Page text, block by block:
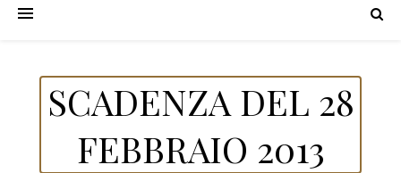
SCADENZA DEL 28
FEBBRAIO 2013